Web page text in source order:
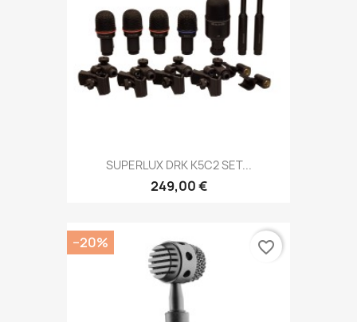
SUPERLUX DRK K5C2 SET...
249,00 €
−20% favorite_border